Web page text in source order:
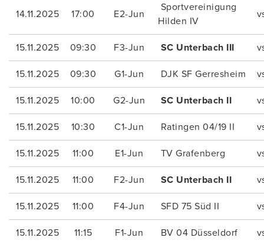
14.11.2025 17:00 E2-Jun
Sportvereinigung
Hilden IV
15.11.2025 09:30 F3-Jun SC Unterbach III
15.11.2025 09:30 G1-Jun DJK SF Gerresheim
15.11.2025 10:00 G2-Jun SC Unterbach II
15.11.2025 10:30 C1-Jun Ratingen 04/19 II
15.11.2025 11:00 E1-Jun TV Grafenberg
15.11.2025 11:00 F2-Jun SC Unterbach II
15.11.2025 11:00 F4-Jun SFD 75 Süd II
15.11.2025 11:15 F1-Jun BV 04 Düsseldorf